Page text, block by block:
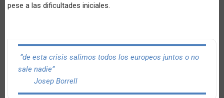
pese a las dificultades iniciales.
“de esta crisis salimos todos los europeos juntos o no
sale nadie”
Josep Borrell